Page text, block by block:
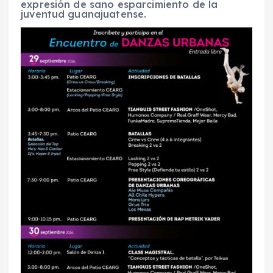
expresión de sano esparcimiento de la
juventud guanajuatense.